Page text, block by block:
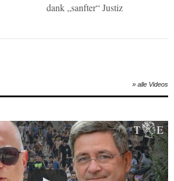
dank „sanfter“ Justiz
» alle Videos